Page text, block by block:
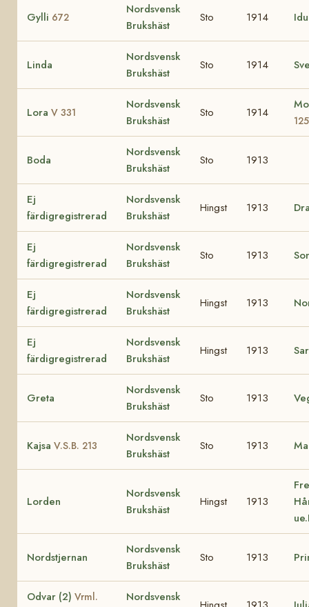
Gylli 672
Nordsvensk
Brukshäst
Sto 1914
Linda
Nordsvensk
Brukshäst
Sto 1914
Lora V 331
Nordsvensk
Brukshäst
Sto 1914
125
Boda
Nordsvensk
Brukshäst
Sto 1913
Ej
färdigregistrerad
Nordsvensk
Brukshäst
Hingst 1913
Ej
färdigregistrerad
Nordsvensk
Brukshäst
Sto 1913
Ej
färdigregistrerad
Nordsvensk
Brukshäst
Hingst 1913
Ej
färdigregistrerad
Nordsvensk
Brukshäst
Hingst 1913
Greta
Nordsvensk
Brukshäst
Sto 1913
Kajsa V.S.B. 213
Nordsvensk
Brukshäst
Sto 1913
Lorden
Nordsvensk
Brukshäst
Hingst 1913
Nordstjernan
Nordsvensk
Brukshäst
Sto 1913
Odvar (2) Vrml.
Nordsvensk